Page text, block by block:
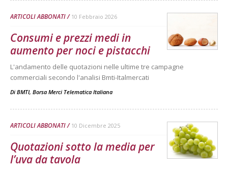
ARTICOLI ABBONATI 10 Febbraio 2026
Consumi e prezzi medi in
aumento per noci e pistacchi
L'andamento delle quotazioni nelle ultime tre campagne
commerciali secondo l'analisi Bmti-Italmercati
Di BMTI, Borsa Merci Telematica Italiana
ARTICOLI ABBONATI 10 Dicembre 2025
Quotazioni sotto la media per
l’uva da tavola